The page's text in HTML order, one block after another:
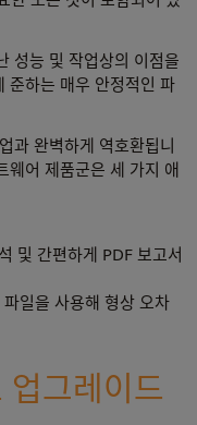
성능 및 작업상의 이점을
준하는 매우 안정적인 파
과 완벽하게 역호환됩니
웨어 제품군은 세 가지 애
및 간편하게 PDF 보고서
일을 사용해 형상 오차
그레이드